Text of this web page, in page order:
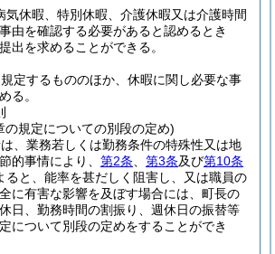
気休暇、特別休暇、介護休暇又は介護時間
由を確認する必要があると認めるとき
出を求めることができる。
定するもののほか、休暇に関し必要な事
る。
の規定についての別段の定め)
、業務若しくは勤務条件の特殊性又は地
的事情により、 第2条 第3条及び第10条
ると、能率を甚だしく阻害し、又は職員の
に有害な影響を及ぼす場合には、町長の
日、勤務時間の割振り、週休日の振替等
について別段の定めをすることができ